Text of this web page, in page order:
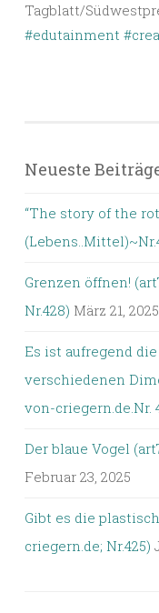
Tagblatt/
#edutainment
Neueste
“The story of the
Grenzen öffnen!
Nr.428) März 21, 2025
Es ist aufregend
verschiedenen
von-criegern.de.Nr.
Der blaue Vogel
Februar 23, 2025
Gibt es die
criegern.de; Nr.425)